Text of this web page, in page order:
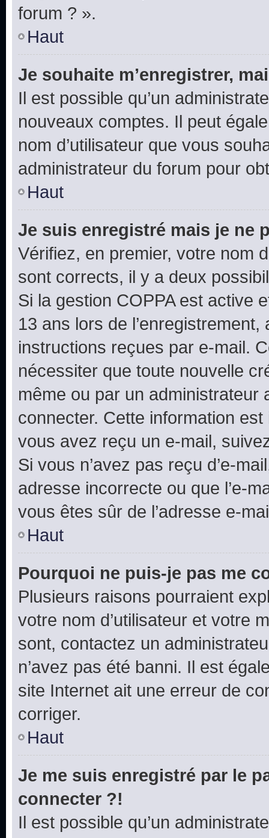
forum ? ».
Haut
Je souhaite m’enregistrer,
Il est possible qu’un
nouveaux comptes. Il peut
nom d’utilisateur que vous
administrateur du forum pour
Haut
Je suis enregistré mais je ne
Vérifiez, en premier, votre nom
sont corrects, il y a deux
Si la gestion COPPA est active
13 ans lors de
instructions reçues par e-mail.
nécessiter que toute nouvelle
même ou par un
connecter. Cette information
vous avez reçu un e-mail,
Si vous n’avez pas reçu d’e-
adresse incorrecte ou que l’e-
vous êtes sûr de l’adresse e-
Haut
Pourquoi ne puis-je pas me
Plusieurs raisons pourraient
votre nom d’utilisateur et votre
sont, contactez un
n’avez pas été banni. Il est
site Internet ait une erreur de
corriger.
Haut
Je me suis enregistré par le
connecter ?!
Il est possible qu’un